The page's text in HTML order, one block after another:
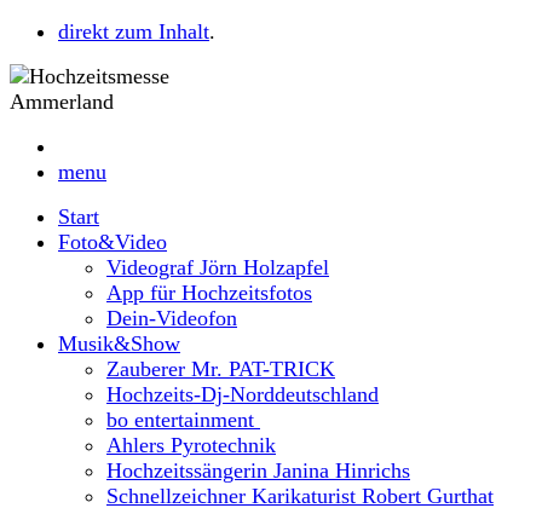
direkt zum Inhalt.
menu
Start
Foto&Video
Videograf Jörn Holzapfel
App für Hochzeitsfotos
Dein-Videofon
Musik&Show
Zauberer Mr. PAT-TRICK
Hochzeits-Dj-Norddeutschland
bo entertainment
Ahlers Pyrotechnik
Hochzeitssängerin Janina Hinrichs
Schnellzeichner Karikaturist Robert Gurthat